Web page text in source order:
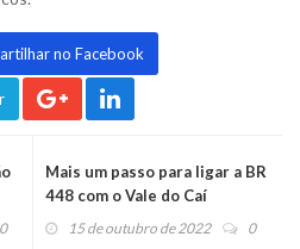
no Facebook
0
Mais um passo para ligar a BR
448 com o Vale do Caí
15 de outubro de 2022 0